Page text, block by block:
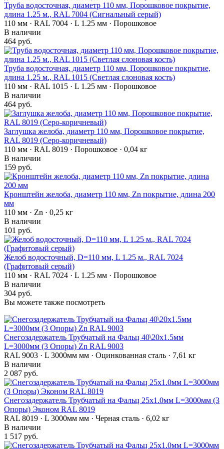
Труба водосточная, диаметр 110 мм, Порошковое покрытие,
длина 1.25 м., RAL 7004 (Сигнальный серый)
110 мм · RAL 7004 · L 1.25 мм · Порошковое
В наличии
464 руб.
Труба водосточная, диаметр 110 мм, Порошковое покрытие,
длина 1.25 м., RAL 1015 (Светлая слоновая кость)
110 мм · RAL 1015 · L 1.25 мм · Порошковое
В наличии
464 руб.
Заглушка желоба, диаметр 110 мм, Порошковое покрытие,
RAL 8019 (Серо-коричневый)
110 мм · RAL 8019 · Порошковое · 0,04 кг
В наличии
159 руб.
Кронштейн желоба, диаметр 110 мм, Zn покрытие, длина 200
мм
110 мм · Zn · 0,25 кг
В наличии
101 руб.
Желоб водосточный, D=110 мм, L 1.25 м., RAL 7024
(Графитовый серый)
110 мм · RAL 7024 · L 1.25 мм · Порошковое
В наличии
304 руб.
Вы можете также посмотреть
Снегозадержатель Трубчатый на Фальц 40\20х1.5мм
L=3000мм (3 Опоры) Zn RAL 9003
RAL 9003 · L 3000мм мм · Оцинкованная сталь · 7,61 кг
В наличии
2 087 руб.
Снегозадержатель Трубчатый на Фальц 25х1.0мм L=3000мм (3
Опоры) Эконом RAL 8019
RAL 8019 · L 3000мм мм · Черная сталь · 6,02 кг
В наличии
1 517 руб.